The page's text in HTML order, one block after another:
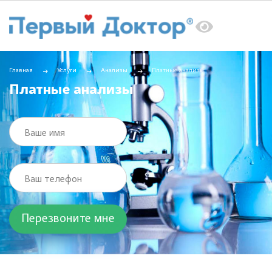
Главная Услуги Анализы Платные анализы
Платные анализы
Ваше имя
Ваш телефон